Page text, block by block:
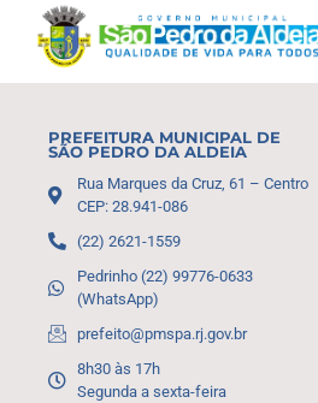
PREFEITURA MUNICIPAL DE
SÃO PEDRO DA ALDEIA
Rua Marques da Cruz, 61 – Centro
CEP: 28.941-086
(22) 2621-1559
Pedrinho (22) 99776-0633
(WhatsApp)
prefeito@pmspa.rj.gov.br
8h30 às 17h
Segunda a sexta-feira